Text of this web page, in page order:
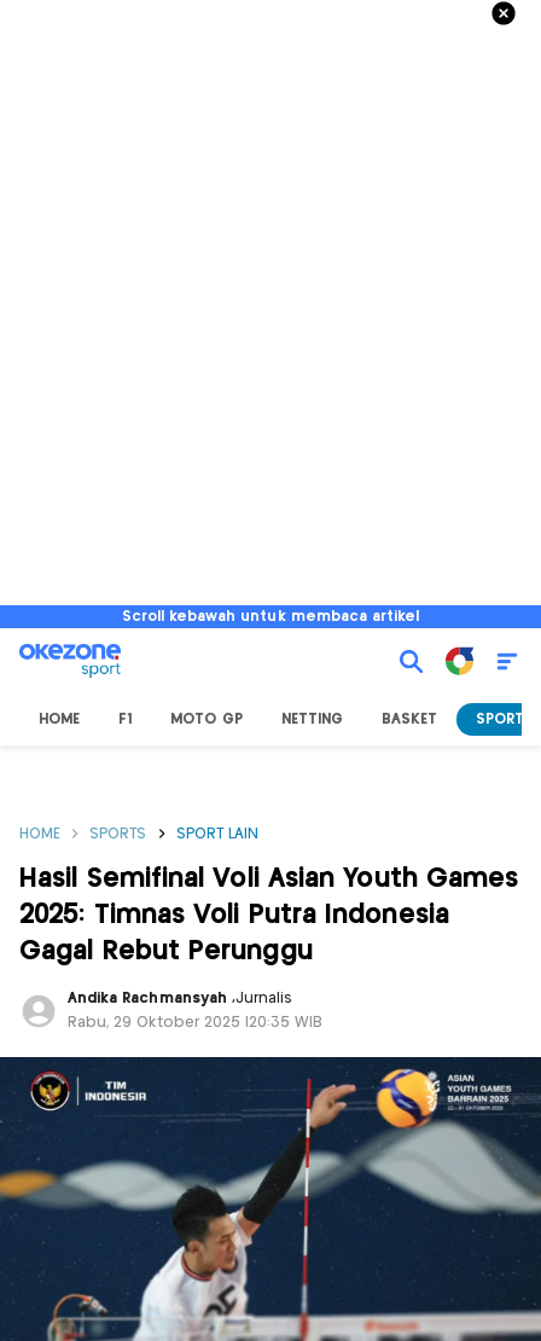
Scroll kebawah untuk membaca artikel
HOME F1 MOTO GP NETTING BASKET SPORT
HOME SPORTS SPORT LAIN
Hasil Semifinal Voli Asian Youth Games
2025: Timnas Voli Putra Indonesia
Gagal Rebut Perunggu
Andika Rachmansyah ,Jurnalis
Rabu, 29 Oktober 2025 |20:35 WIB